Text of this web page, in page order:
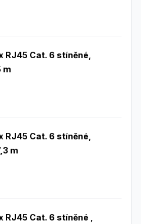
RJ45 Cat. 6 stíněné,
m
RJ45 Cat. 6 stíněné,
m
RJ45 Cat. 6 stíněné ,